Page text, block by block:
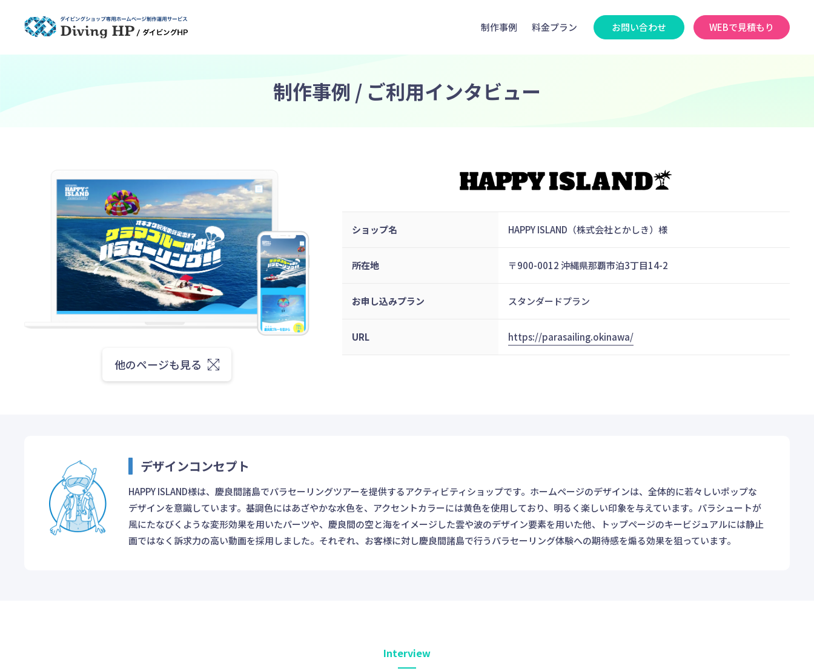
制作事例 料金プラン お問い合わせ WEBで見積もり
制作事例 / ご利用インタビュー
他のページも見る
ショップ名 HAPPY ISLAND（株式会社とかしき）様
所在地 〒900-0012 沖縄県那覇市泊3丁目14-2
お申し込みプラン スタンダードプラン
URL https://parasailing.okinawa/
デザインコンセプト
HAPPY ISLAND様は、慶良間諸島でパラセーリングツアーを提供するアクティビティショップです。ホームページのデザインは、全体的に若々しいポップな
デザインを意識しています。基調色にはあざやかな水色を、アクセントカラーには黄色を使用しており、明るく楽しい印象を与えています。パラシュートが
風にたなびくような変形効果を用いたパーツや、慶良間の空と海をイメージした雲や波のデザイン要素を用いた他、トップページのキービジュアルには静止
画ではなく訴求力の高い動画を採用しました。それぞれ、お客様に対し慶良間諸島で行うパラセーリング体験への期待感を煽る効果を狙っています。
Interview